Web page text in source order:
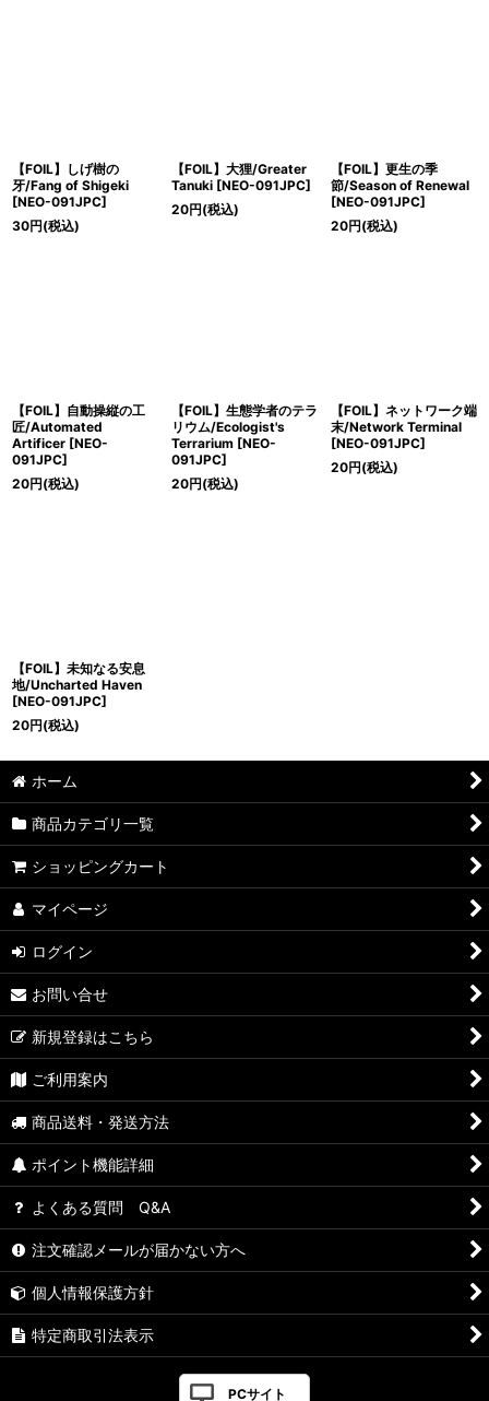
【FOIL】しげ樹の
牙/Fang of Shigeki
[NEO-091JPC]
30円(税込)
【FOIL】大狸/Greater
Tanuki [NEO-091JPC]
20円(税込)
【FOIL】更生の季
節/Season of Renewal
[NEO-091JPC]
20円(税込)
【FOIL】自動操縦の工
匠/Automated
Artificer [NEO-
091JPC]
20円(税込)
【FOIL】生態学者のテラ
リウム/Ecologist's
Terrarium [NEO-
091JPC]
20円(税込)
【FOIL】ネットワーク端
末/Network Terminal
[NEO-091JPC]
20円(税込)
【FOIL】未知なる安息
地/Uncharted Haven
[NEO-091JPC]
20円(税込)
ホーム
商品カテゴリ一覧
ショッピングカート
マイページ
ログイン
お問い合せ
新規登録はこちら
ご利用案内
商品送料・発送方法
ポイント機能詳細
よくある質問 Q&A
注文確認メールが届かない方へ
個人情報保護方針
特定商取引法表示
PCサイト